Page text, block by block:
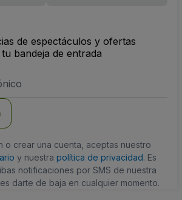
de espectáculos y ofertas
bandeja de entrada
o crear una cuenta, aceptas nuestro
y nuestra política de privacidad. Es
notificaciones por SMS de nuestra
darte de baja en cualquier momento.